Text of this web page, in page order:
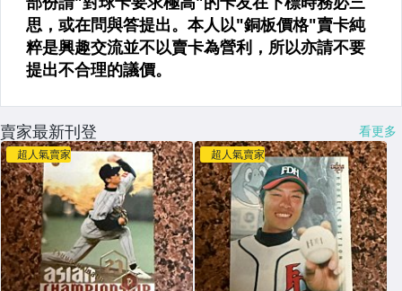
賣家最新刊登 看更多
超人氣賣家 超人氣賣家